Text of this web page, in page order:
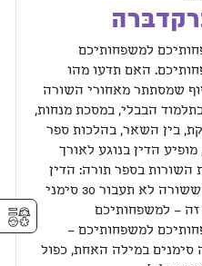
למשפחותיכם
האם תדעו מהו
שמסתתר מאחורי השורה
הבבלי, במסכת מנחות,
בין השאר, בהלכות ספר
מופיע הדין בנוגע לאורך
השורות בספר תורה: הדין
קובע ששורה לא תעבור 30 סימני
זה – למשפחותיכם
למשפחותיכם –
סימנים במילה האחת, כפול
⚥︎